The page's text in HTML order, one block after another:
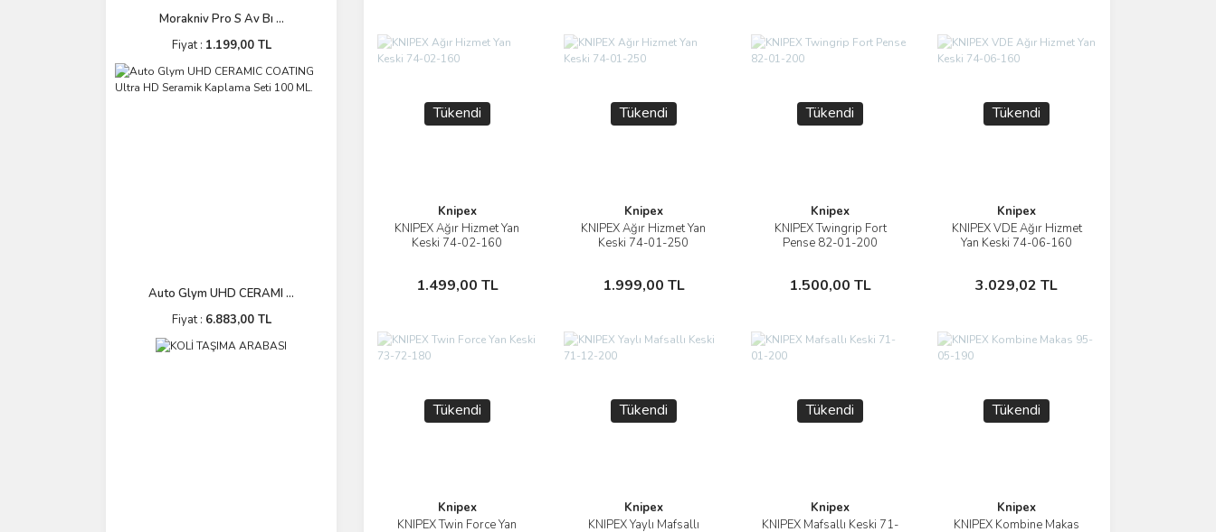
Morakniv Pro S Av Bı ...
Fiyat : 1.199,00 TL
Auto Glym UHD CERAMI ...
Fiyat : 6.883,00 TL
Tükendi
Knipex
KNIPEX Ağır Hizmet Yan
Keski 74-02-160
1.499,00 TL
İncele
Stokta Yok
Tükendi
Knipex
KNIPEX Ağır Hizmet Yan
Keski 74-01-250
1.999,00 TL
İncele
Stokta Yok
Tükendi
Knipex
KNIPEX Twingrip Fort
Pense 82-01-200
1.500,00 TL
İncele
Stokta Yok
Tükendi
Knipex
KNIPEX VDE Ağır Hizmet
Yan Keski 74-06-160
3.029,02 TL
İncele
Stokta Yok
Tükendi
Knipex
KNIPEX Twin Force Yan
İncele
Tükendi
Knipex
KNIPEX Yaylı Mafsallı
İncele
Tükendi
Knipex
KNIPEX Mafsallı Keski 71-
İncele
Tükendi
Knipex
KNIPEX Kombine Makas
İncele